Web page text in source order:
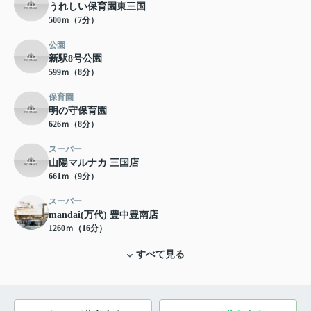
うれしい保育園東三国
500ｍ（7分）
公園
新駅8号公園
599ｍ（8分）
保育園
明の守保育園
626ｍ（8分）
スーパー
山陽マルナカ 三国店
661ｍ（9分）
スーパー
mandai(万代) 豊中豊南店
1260ｍ（16分）
すべて見る